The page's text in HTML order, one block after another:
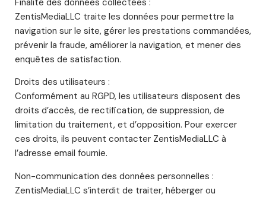
Finalité des données collectées :
ZentisMediaLLC traite les données pour permettre la
navigation sur le site, gérer les prestations commandées,
prévenir la fraude, améliorer la navigation, et mener des
enquêtes de satisfaction.
Droits des utilisateurs :
Conformément au RGPD, les utilisateurs disposent des
droits d’accès, de rectification, de suppression, de
limitation du traitement, et d’opposition. Pour exercer
ces droits, ils peuvent contacter ZentisMediaLLC à
l’adresse email fournie.
Non-communication des données personnelles :
ZentisMediaLLC s’interdit de traiter, héberger ou